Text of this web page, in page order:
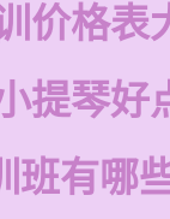
价格表
提琴好
班有哪